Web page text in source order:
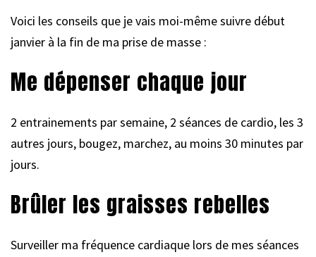
Voici les conseils que je vais moi-même suivre début
janvier à la fin de ma prise de masse :
Me dépenser chaque jour
2 entrainements par semaine, 2 séances de cardio, les 3
autres jours, bougez, marchez, au moins 30 minutes par
jours.
Brûler les graisses rebelles
Surveiller ma fréquence cardiaque lors de mes séances